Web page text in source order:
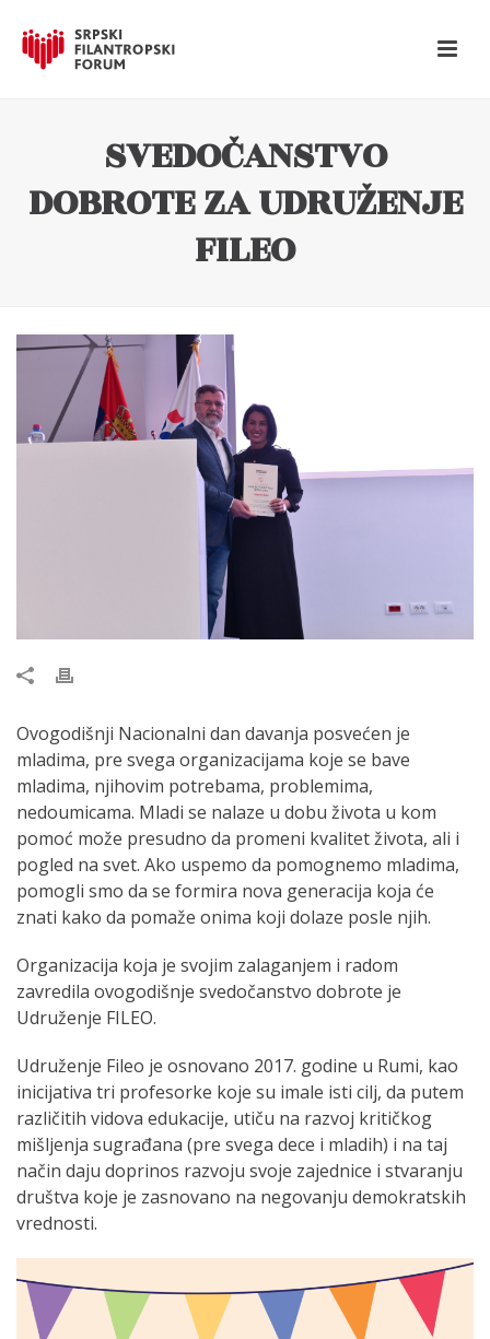
SVEDOČANSTVO
DOBROTE ZA UDRUŽENJE
FILEO
Ovogodišnji Nacionalni dan davanja posvećen je
mladima, pre svega organizacijama koje se bave
mladima, njihovim potrebama, problemima,
nedoumicama. Mladi se nalaze u dobu života u kom
pomoć može presudno da promeni kvalitet života, ali i
pogled na svet. Ako uspemo da pomognemo mladima,
pomogli smo da se formira nova generacija koja će
znati kako da pomaže onima koji dolaze posle njih.
Organizacija koja je svojim zalaganjem i radom
zavredila ovogodišnje svedočanstvo dobrote je
Udruženje FILEO.
Udruženje Fileo je osnovano 2017. godine u Rumi, kao
inicijativa tri profesorke koje su imale isti cilj, da putem
različitih vidova edukacije, utiču na razvoj kritičkog
mišljenja sugrađana (pre svega dece i mladih) i na taj
način daju doprinos razvoju svoje zajednice i stvaranju
društva koje je zasnovano na negovanju demokratskih
vrednosti.